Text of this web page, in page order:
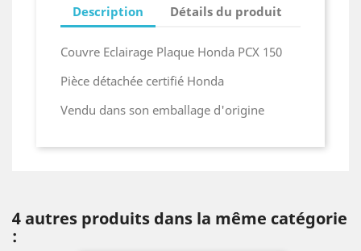
Description Détails du produit
Couvre Eclairage Plaque Honda PCX 150
Pièce détachée certifié Honda
Vendu dans son emballage d'origine
4 autres produits dans la même catégorie
: